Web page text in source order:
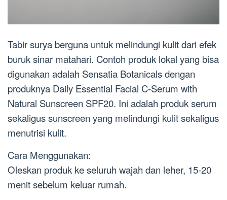
Tabir surya berguna untuk melindungi kulit dari efek
buruk sinar matahari. Contoh produk lokal yang bisa
digunakan adalah Sensatia Botanicals dengan
produknya Daily Essential Facial C-Serum with
Natural Sunscreen SPF20. Ini adalah produk serum
sekaligus sunscreen yang melindungi kulit sekaligus
menutrisi kulit.
Cara Menggunakan:
Oleskan produk ke seluruh wajah dan leher, 15-20
menit sebelum keluar rumah.